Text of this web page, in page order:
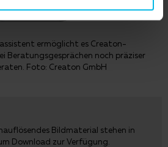
ermöglicht es Creaton-
Beratungsgesprächen noch präziser
Foto: Creaton GmbH
Bildmaterial stehen in
Download zur Verfügung.